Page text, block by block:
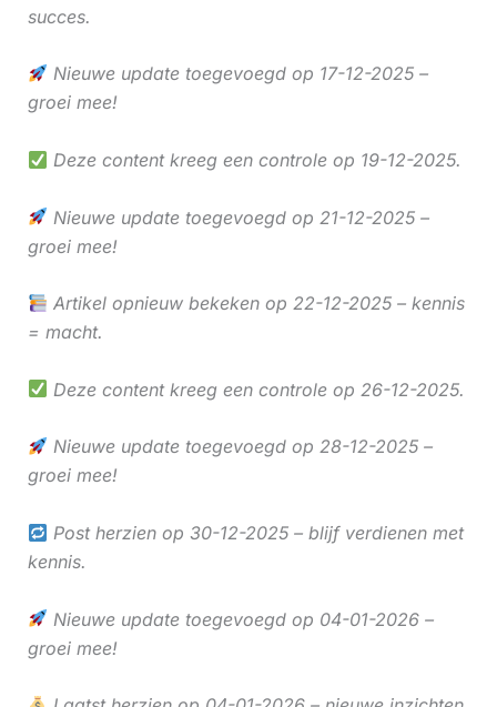
succes.
Nieuwe update toegevoegd op 17-12-2025 –
groei mee!
Deze content kreeg een controle op 19-12-2025.
Nieuwe update toegevoegd op 21-12-2025 –
groei mee!
Artikel opnieuw bekeken op 22-12-2025 – kennis
= macht.
Deze content kreeg een controle op 26-12-2025.
Nieuwe update toegevoegd op 28-12-2025 –
groei mee!
Post herzien op 30-12-2025 – blijf verdienen met
kennis.
Nieuwe update toegevoegd op 04-01-2026 –
groei mee!